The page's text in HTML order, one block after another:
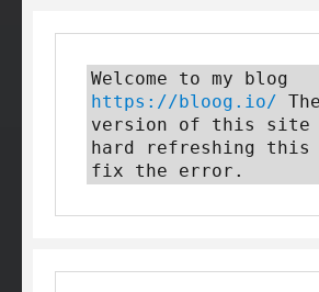
https://bloog.io/
version of this site
hard refreshing this
fix the error.